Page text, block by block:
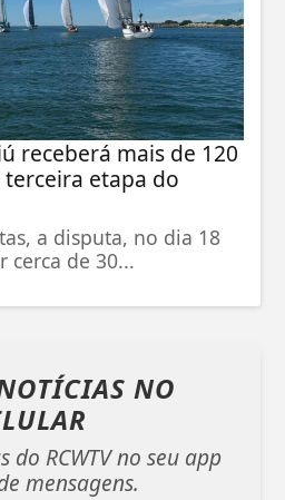
receberá mais de 120
etapa do
a disputa, no dia 18
cerca de 30...
NO
do RCWTV no seu app
mensagens.